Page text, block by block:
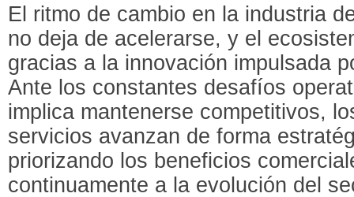
El ritmo de cambio en la industria
no deja de acelerarse, y el
gracias a la innovación impulsada
Ante los constantes desafíos
implica mantenerse competitivos,
servicios avanzan de forma
priorizando los beneficios
continuamente a la evolución del